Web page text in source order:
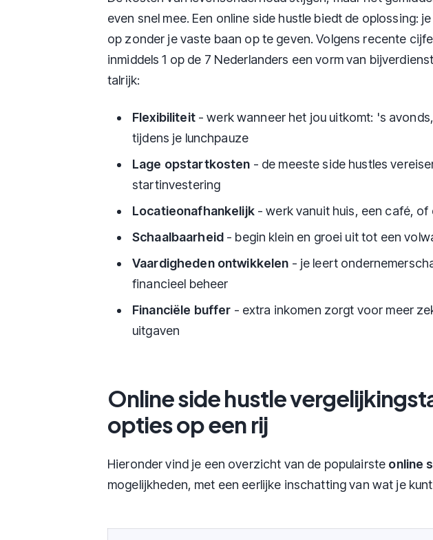
even snel mee. Een online side hustle biedt de oplossing:
op zonder je vaste baan op te geven. Volgens recente
inmiddels 1 op de 7 Nederlanders een vorm van
talrijk:
Flexibiliteit- werk wanneer het jou uitkomt: 's
tijdens je lunchpauze
Lage opstartkosten - de meeste side hustles
startinvestering
Locatieonafhankelijk- werk vanuit huis, een café, of
Schaalbaarheid - begin klein en groei uit tot een
Vaardigheden ontwikkelen - je leert
financieel beheer
Financiële buffer - extra inkomen zorgt voor meer
uitgaven
Online side hustle
opties op een rij
Hieronder vind je een overzicht van de populairste online
mogelijkheden, met een eerlijke inschatting van wat je